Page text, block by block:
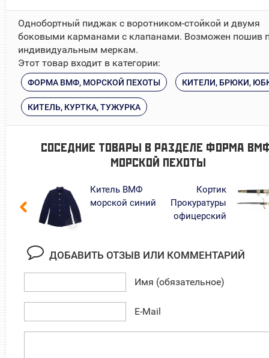
Однобортный пиджак с воротником-стойкой и двумя
боковыми карманами с клапанами. Возможен пошив
индивидуальным меркам.
Этот товар входит в категории:
ФОРМА ВМФ, МОРСКОЙ ПЕХОТЫ КИТЕЛИ, БРЮКИ,
КИТЕЛЬ, КУРТКА, ТУЖУРКА
СОСЕДНИЕ ТОВАРЫ В РАЗДЕЛЕ ФОРМА
МОРСКОЙ ПЕХОТЫ
Китель ВМФ
морской синий
Кортик
Прокуратуры
офицерский
ДОБАВИТЬ ОТЗЫВ ИЛИ КОММЕНТАРИЙ
Имя (обязательное)
E-Mail